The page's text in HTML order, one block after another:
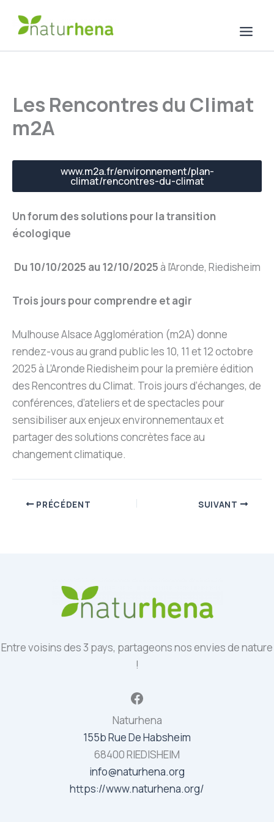
Les Rencontres du Climat
m2A
www.m2a.fr/environnement/plan-
climat/rencontres-du-climat
Un forum des solutions pour la transition
écologique
Du 10/10/2025 au 12/10/2025à l’Aronde, Riedisheim
Trois jours pour comprendre et agir
Mulhouse Alsace Agglomération (m2A) donne
rendez-vous au grand public les 10, 11 et 12 octobre
2025 à L’Aronde Riedisheim pour la première édition
des Rencontres du Climat. Trois jours d’échanges, de
conférences, d’ateliers et de spectacles pour
sensibiliser aux enjeux environnementaux et
partager des solutions concrètes face au
changement climatique.
PRÉCÉDENT SUIVANT
Entre voisins des 3 pays, partageons nos envies de nature
!
Facebook
Naturhena
155b Rue De Habsheim
68400 RIEDISHEIM
info@naturhena.org
https://www.naturhena.org/